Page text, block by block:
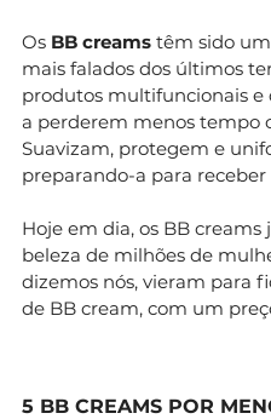
Os BB creams têm sido
mais falados dos últimos
produtos multifuncionais e
a perderem menos tempo
Suavizam, protegem e
preparando-a para
Hoje em dia, os BB
beleza de milhões de
dizemos nós, vieram para
de BB cream, com um
5 BB CREAMS POR